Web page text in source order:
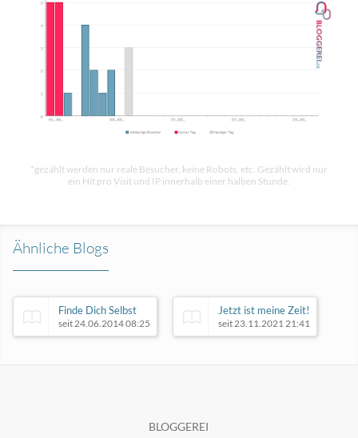
*gezählt werden nur reale Besucher, keine Robots, etc. Gezählt wird nur
ein Hit pro Visit und IP innerhalb einer halben Stunde.
Ähnliche Blogs
Finde Dich Selbst
seit 24.06.2014 08:25
Jetzt ist meine Zeit!
seit 23.11.2021 21:41
BLOGGEREI